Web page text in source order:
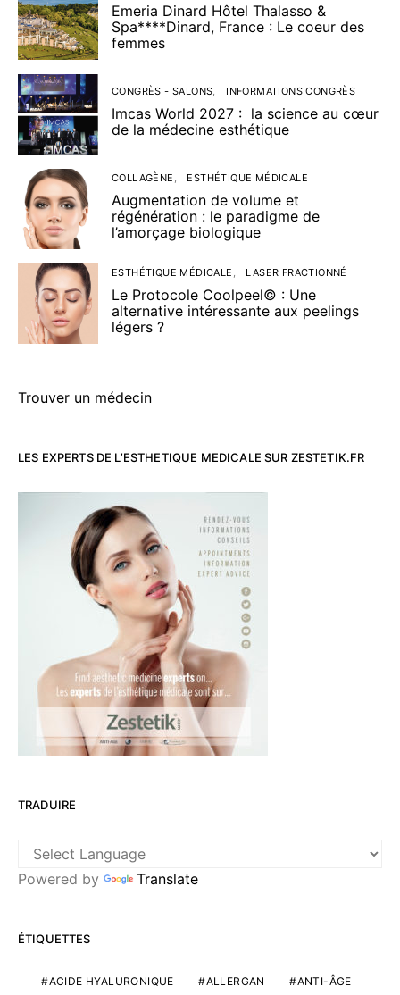
Emeria Dinard Hôtel Thalasso &
Spa****Dinard, France : Le coeur des
femmes
CONGRÈS - SALONS INFORMATIONS CONGRÈS
Imcas World 2027 : la science au cœur
de la médecine esthétique
COLLAGÈNE ESTHÉTIQUE MÉDICALE
Augmentation de volume et
régénération : le paradigme de
l’amorçage biologique
ESTHÉTIQUE MÉDICALE LASER FRACTIONNÉ
Le Protocole Coolpeel© : Une
alternative intéressante aux peelings
légers ?
Trouver un médecin
LES EXPERTS DE L’ESTHETIQUE MEDICALE SUR ZESTETIK.FR
TRADUIRE
Powered by Translate
ÉTIQUETTES
ACIDE HYALURONIQUE ALLERGAN
ANTI-ÂGE